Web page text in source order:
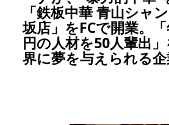
「鉄板中華 青山シャ
坂店」をFCで開業。
円の人材を50人輩出
界に夢を与えられる